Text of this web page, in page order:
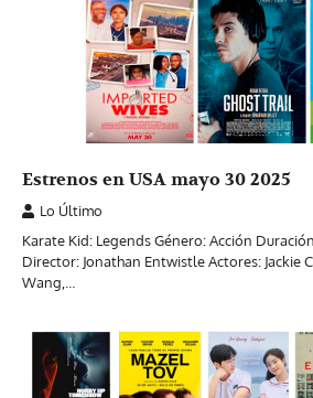
Estrenos en USA mayo 30 2025
Lo Último
Karate Kid: Legends Género: Acción
Director: Jonathan Entwistle Actores: Jackie
Wang,…